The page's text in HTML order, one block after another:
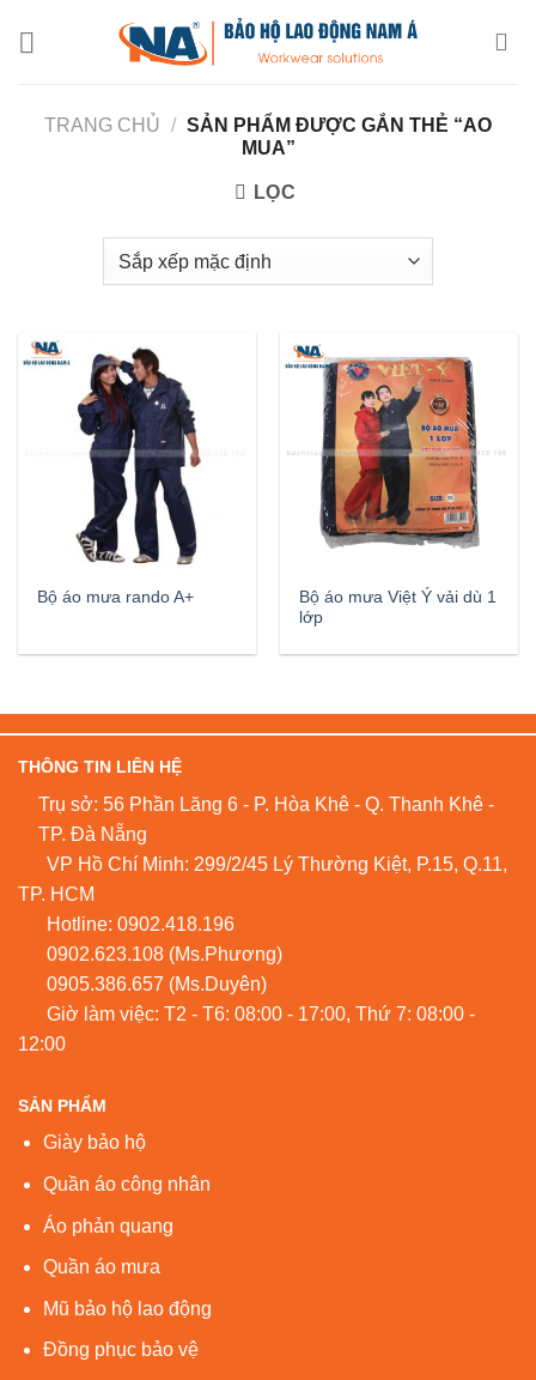
TRANG CHỦ / SẢN PHẨM ĐƯỢC GẮN THẺ “AO
MUA”
LỌC
Bộ áo mưa rando A+
Bộ áo mưa Việt Ý vải dù 1
lớp
THÔNG TIN LIÊN HỆ
Trụ sở: 56 Phần Lăng 6 - P. Hòa Khê - Q. Thanh Khê -
TP. Đà Nẵng
VP Hồ Chí Minh: 299/2/45 Lý Thường Kiệt, P.15, Q.11,
TP. HCM
Hotline: 0902.418.196
0902.623.108 (Ms.Phương)
0905.386.657 (Ms.Duyên)
Giờ làm việc: T2 - T6: 08:00 - 17:00, Thứ 7: 08:00 -
12:00
SẢN PHẨM
Giày bảo hộ
Quần áo công nhân
Áo phản quang
Quần áo mưa
Mũ bảo hộ lao động
Đồng phục bảo vệ